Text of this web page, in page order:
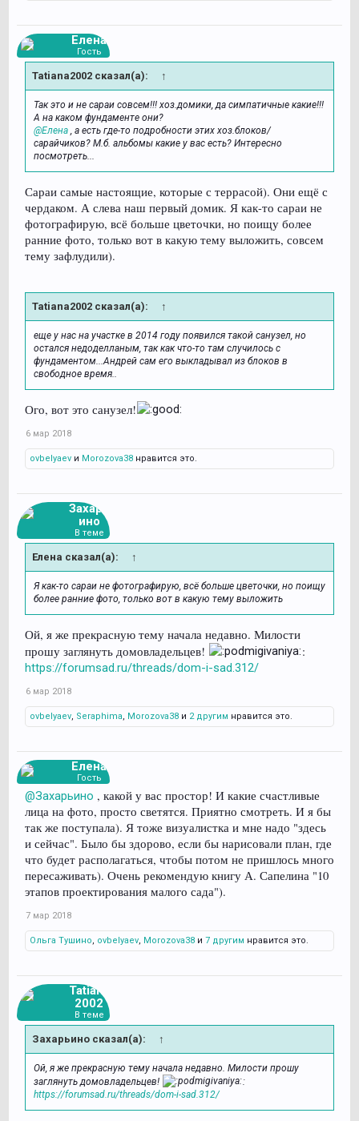
Елена
Гость
Tatiana2002 сказал(а): ↑
Так это и не сараи совсем!!! хоз.домики, да симпатичные какие!!!
А на каком фундаменте они?
@Елена , а есть где-то подробности этих хоз.блоков/
сарайчиков? М.б. альбомы какие у вас есть? Интересно
посмотреть...
Сараи самые настоящие, которые с террасой). Они ещё с
чердаком. А слева наш первый домик. Я как-то сараи не
фотографирую, всё больше цветочки, но поищу более
ранние фото, только вот в какую тему выложить, совсем
тему зафлудили).
Tatiana2002 сказал(а): ↑
еще у нас на участке в 2014 году появился такой санузел, но
остался недоделланым, так как что-то там случилось с
фундаментом...Андрей сам его выкладывал из блоков в
свободное время..
Ого, вот это санузел!
6 мар 2018
ovbelyaev и Morozova38 нравится это.
Захарь
ино
В теме
Елена сказал(а): ↑
Я как-то сараи не фотографирую, всё больше цветочки, но поищу
более ранние фото, только вот в какую тему выложить
Ой, я же прекрасную тему начала недавно. Милости
прошу заглянуть домовладельцев!
:
https://forumsad.ru/threads/dom-i-sad.312/
6 мар 2018
ovbelyaev, Seraphima, Morozova38 и 2 другим нравится это.
Елена
Гость
@Захарьино , какой у вас простор! И какие счастливые
лица на фото, просто светятся. Приятно смотреть. И я бы
так же поступала). Я тоже визуалистка и мне надо "здесь
и сейчас". Было бы здорово, если бы нарисовали план, где
что будет располагаться, чтобы потом не пришлось много
пересаживать). Очень рекомендую книгу А. Сапелина "10
этапов проектирования малого сада").
7 мар 2018
Ольга Тушино, ovbelyaev, Morozova38 и 7 другим нравится это.
Tatiana
2002
В теме
Захарьино сказал(а): ↑
Ой, я же прекрасную тему начала недавно. Милости прошу
заглянуть домовладельцев!
:
https://forumsad.ru/threads/dom-i-sad.312/